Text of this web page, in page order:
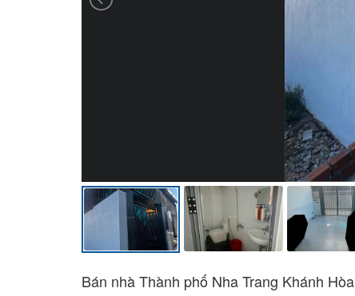
Bán nhà Thành phố Nha Trang Khánh Hòa